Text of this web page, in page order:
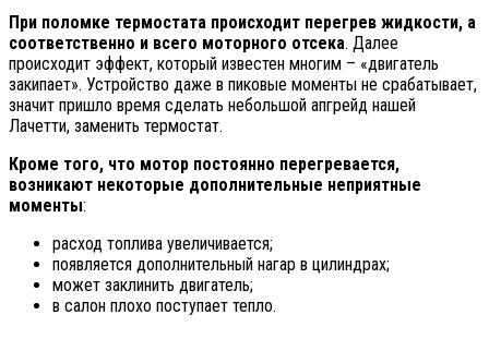
При поломке термостата происходит перегрев жидкости, а
соответственно и всего моторного отсека. Далее
происходит эффект, который известен многим – «двигатель
закипает». Устройство даже в пиковые моменты не срабатывает,
значит пришло время сделать небольшой апгрейд нашей
Лачетти, заменить термостат.
Кроме того, что мотор постоянно перегревается,
возникают некоторые дополнительные неприятные
моменты:
расход топлива увеличивается;
появляется дополнительный нагар в цилиндрах;
может заклинить двигатель;
в салон плохо поступает тепло.